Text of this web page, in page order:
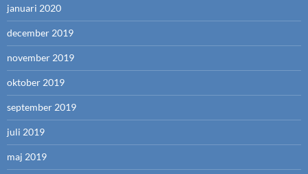
januari 2020
december 2019
november 2019
oktober 2019
september 2019
juli 2019
maj 2019